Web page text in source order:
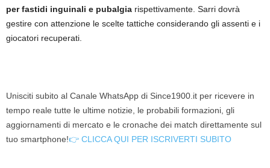
per fastidi inguinali e pubalgia rispettivamente. Sarri dovrà
gestire con attenzione le scelte tattiche considerando gli assenti e i
giocatori recuperati.
Unisciti subito al Canale WhatsApp di Since1900.it per ricevere in
tempo reale tutte le ultime notizie, le probabili formazioni, gli
aggiornamenti di mercato e le cronache dei match direttamente sul
tuo smartphone!👉 CLICCA QUI PER ISCRIVERTI SUBITO